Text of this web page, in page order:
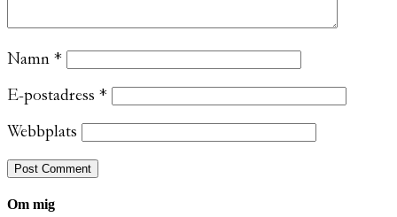
Namn *
E-postadress *
Webbplats
Om mig